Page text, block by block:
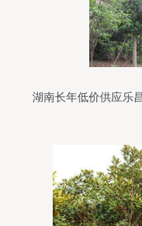
湖南长年低价供应乐